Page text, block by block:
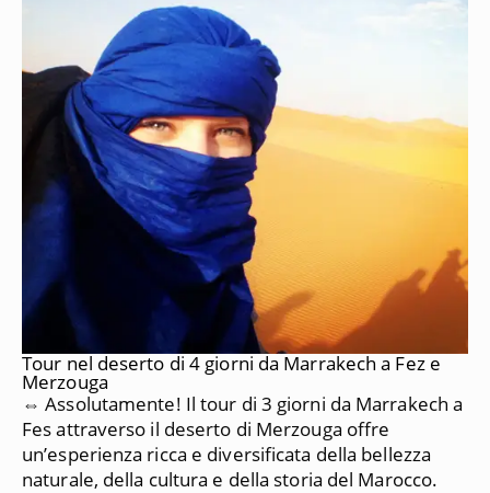
Tour nel deserto di 4 giorni da Marrakech a Fez e
Merzouga
⇔ Assolutamente! Il tour di 3 giorni da Marrakech a
Fes attraverso il deserto di Merzouga offre
un’esperienza ricca e diversificata della bellezza
naturale, della cultura e della storia del Marocco.